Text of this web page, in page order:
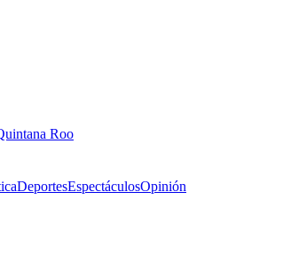
Roo
DeportesEspectáculosOpinión